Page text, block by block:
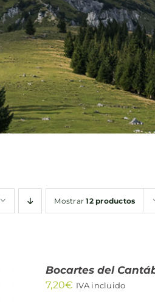
Mostrar12 productos
Bocartes del
7,20€ IVA incluido